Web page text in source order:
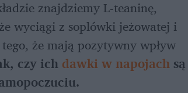
znajdziemy L-teaninę,
wyciągi z soplówki jeżowatej i
że mają pozytywny wpływ
czy ich dawki w napojach są